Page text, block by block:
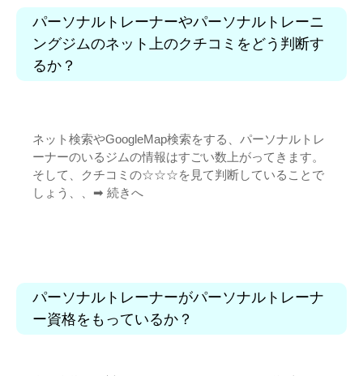
パーソナルトレーナーやパーソナルトレーニ
ングジムのネット上のクチコミをどう判断す
るか？
ネット検索やGoogleMap検索をする、パーソナルトレ
ーナーのいるジムの情報はすごい数上がってきます。
そして、クチコミの☆☆☆を見て判断していることで
しょう、、➡︎ 続きへ
パーソナルトレーナーがパーソナルトレーナ
ー資格をもっているか？